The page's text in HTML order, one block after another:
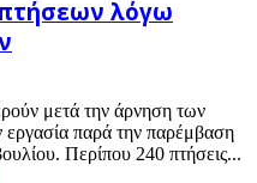
λόγω
μετά την άρνηση των
παρά την παρέμβαση
Περίπου 240 πτήσεις...